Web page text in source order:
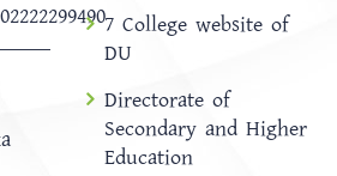
7 College website of
DU
Directorate of
Secondary and Higher
Education